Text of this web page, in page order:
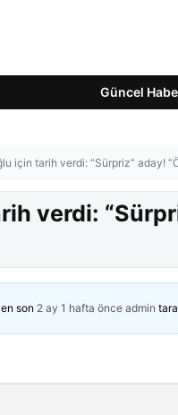
Güncel
için tarih verdi: “Sürpriz” aday!
verdi:
son 2 ay 1 hafta önce admin